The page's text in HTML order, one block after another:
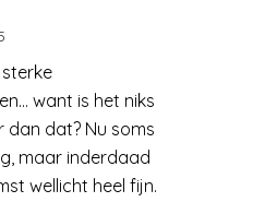
want is het niks
dan dat? Nu soms
maar inderdaad
wellicht heel fijn.